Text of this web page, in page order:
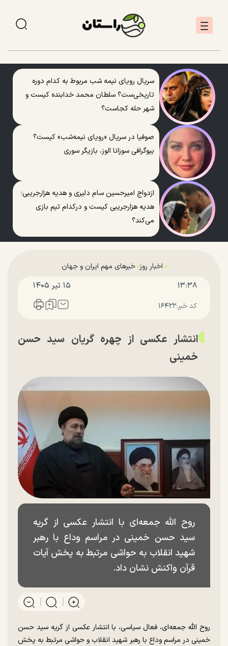
سریال رویای نیمه شب مربوط به کدام دوره
تاریخی‌ست؟ سلطان محمد خدابنده کیست و
شهر حله کجاست؟
صوفیا در سریال «رویای نیمه‌شب» کیست؟
بیوگرافی سوزانا الوز، بازیگر سوری
ازدواج امیرحسین سام دلیری و هدیه هزارجریبی؛
هدیه هزارجریبی کیست و درکدام تیم بازی
می‌کند؟
اخبار روز خبرهای مهم ایران و جهان
۱۳:۳۸ ۱۵ تير ۱۴۰۵
کد خبر:۱۶۴۲۲
انتشار عکسی از چهره گریان سید حسن
خمینی
روح الله جمعه‌ای با انتشار عکسی از گریه
سید حسن خمینی در مراسم وداع با رهبر
شهید انقلاب به حواشی مرتبط به پخش آیات
قرآن واکنش نشان داد.
روح الله جمعه‌ای، فعال سیاسی، با انتشار عکسی از گریه سید حسن
خمینی در مراسم وداع با رهبر شهید انقلاب و حواشی مرتبط به پخش